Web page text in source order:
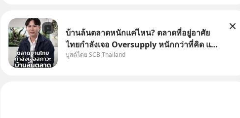
บ้านล้นตลาดหนักแค่ไหน? ตลาดที่อยู่อาศัย
ไทยกำลังเจอ Oversupply หนักกว่าที่คิด และ
ปัญหานี้อาจไม่ได้จบแค่เรื่องเศรษฐกิจ
บูสต์โดย SCB Thailand